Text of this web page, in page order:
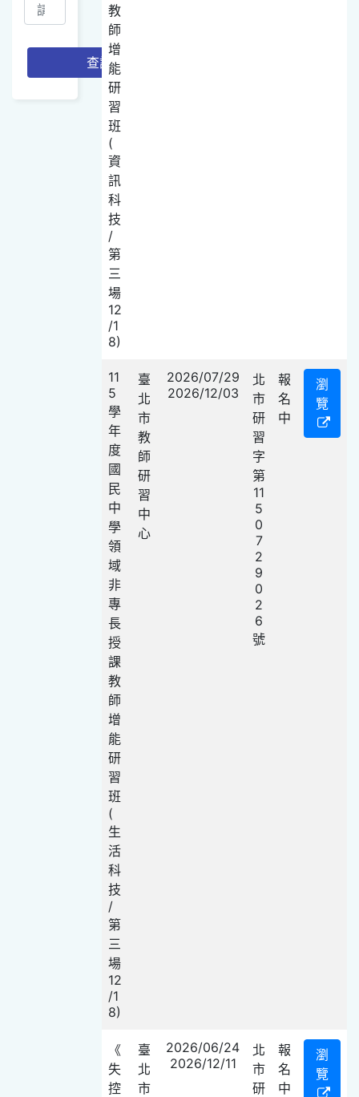
查詢
教
師
增
能
研
習
班
(
資
訊
科
技
/
第
三
場
12
/1
8)
11
5
學
年
度
國
民
中
學
領
域
非
專
長
授
課
教
師
增
能
研
習
班
(
生
活
科
技
/
第
三
場
12
/1
8)
臺
北
市
教
師
研
習
中
心
2026/07/29
2026/12/03
北
市
研
習
字
第
11
5
0
7
2
9
0
2
6
號
報
名
中
瀏
覽
《
失
控
臺
北
市
2026/06/24
2026/12/11
北
市
研
報
名
中
瀏
覽